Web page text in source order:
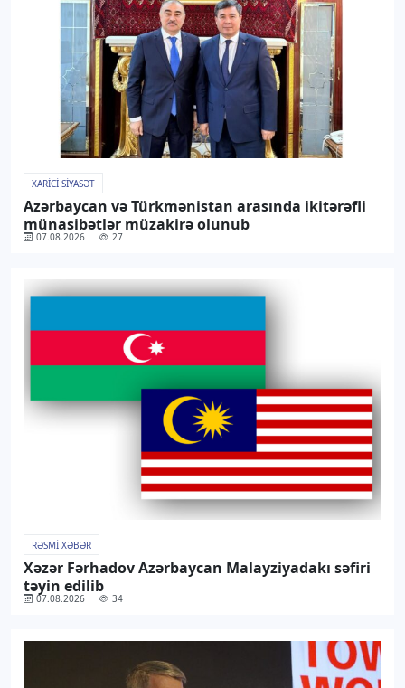
XARICI SIYASƏT
Azərbaycan və Türkmənistan arasında ikitərəfli
münasibətlər müzakirə olunub
07.08.2026 27
RƏSMI XƏBƏR
Xəzər Fərhadov Azərbaycan Malayziyadakı səfiri
təyin edilib
07.08.2026 34